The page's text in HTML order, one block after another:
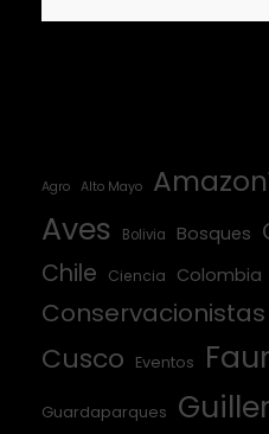
Agro Alto Mayo
Aves Bolivia Bosques
Chile
Ciencia Colombia
Conservacionistas
Cusco Eventos
Guardaparques